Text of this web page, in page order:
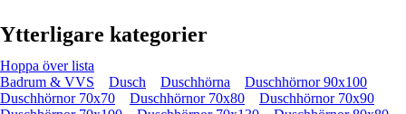
Ytterligare kategorier
Hoppa över lista
Badrum & VVS
Dusch Duschhörna
Duschhörnor 90x100
Duschhörnor 70x70
Duschhörnor 70x80
Duschhörnor 70x90